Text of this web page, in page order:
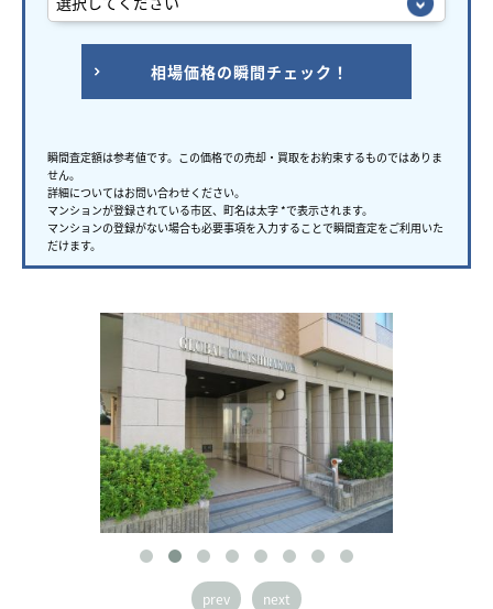
相場価格の瞬間チェック！
瞬間査定額は参考値です。この価格での売却・買取をお約束するものではありま
せん。
詳細についてはお問い合わせください。
マンションが登録されている市区、町名は太字 *で表示されます。
マンションの登録がない場合も必要事項を入力することで瞬間査定をご利用いた
だけます。
prev next